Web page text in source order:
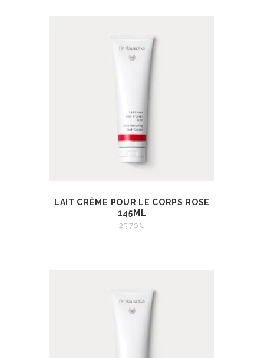
VIEW
AJOUTER AU
PANIER
LAIT CRÈME POUR LE CORPS ROSE
145ML
25,70€